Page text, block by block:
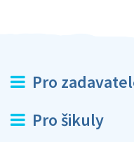
Pro
Pro šikuly